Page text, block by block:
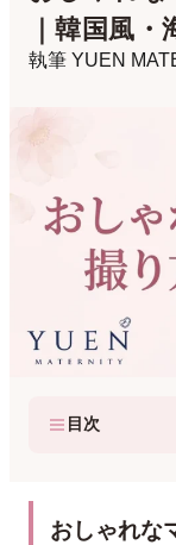
｜韓国風
執筆 YUEN
目次
おしゃれな